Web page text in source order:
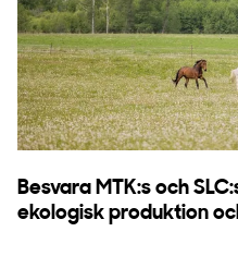
Besvara MTK:s och
ekologisk produktion